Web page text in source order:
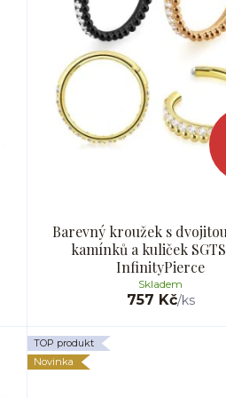
Barevný kroužek s
kamínků a kuliček
InfinityPierce
757 Kč/ks
Skladem
TOP produkt
Novinka